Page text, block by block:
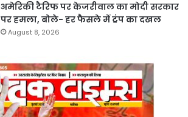
अमेरिकी टैरिफ पर केजरीवाल का मोदी सरकार
पर हमला, बोले- हर फैसले में ट्रंप का दखल
August 8, 2026